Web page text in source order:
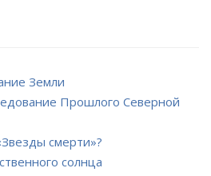
Земли
Прошлого Северной
смерти»?
солнца